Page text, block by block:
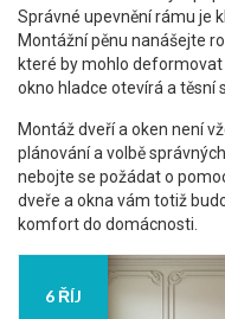
Správné upevnění rámu je
Montážní pěnu nanášejte
které by mohlo
okno hladce otevírá a těsní
Montáž dveří a oken není
plánování a volbě
nebojte se požádat o
dveře a okna vám totiž
komfort do domácnosti.
6 ŘÍJ